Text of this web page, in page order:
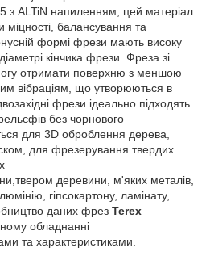
з ALTiN напиленням, цей матеріал
балансування та
формі фрези мають високу
кінчика фрези. Фреза зі
отримати поверхню з меншою
вібраціям, що утворюються в
фрези ідеально підходять
без чорнового
для 3D оброблення дерева,
для фрезерування твердих
деревини, м'яких металів,
гіпсокартону, ламінату,
даних фрез Terex
обладнанні
та характеристиками.